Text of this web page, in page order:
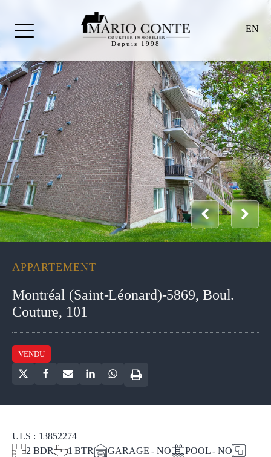
Depuis 1998
EN
APPARTEMENT
Montréal (Saint-Léonard)-5869, Boul.
Couture, 101
VENDU
2 BDR 1 BTR GARAGE - NO
POOL - NO
ULS : 13852274